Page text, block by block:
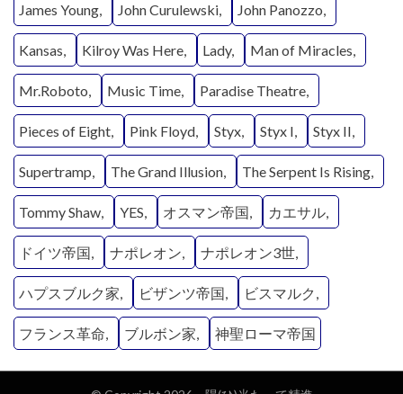
James Young John Curulewski John Panozzo
Kansas Kilroy Was Here Lady Man of Miracles
Mr.Roboto Music Time Paradise Theatre
Pieces of Eight Pink Floyd Styx Styx I Styx II
Supertramp The Grand Illusion The Serpent Is Rising
Tommy Shaw YES オスマン帝国 カエサル
ドイツ帝国 ナポレオン ナポレオン3世
ハプスブルク家 ビザンツ帝国 ビスマルク
フランス革命 ブルボン家 神聖ローマ帝国